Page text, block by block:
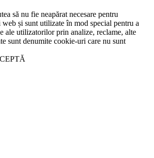
să nu fie neapărat necesare pentru
și sunt utilizate în mod special pentru a
ale utilizatorilor prin analize, reclame, alte
sunt denumite cookie-uri care nu sunt